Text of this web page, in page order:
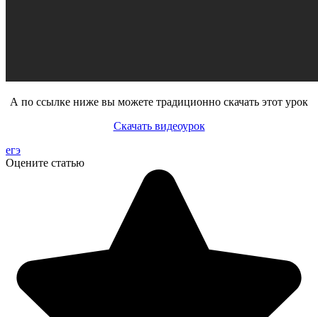
А по ссылке ниже вы можете традиционно скачать этот урок
Скачать видеоурок
егэ
Оцените статью